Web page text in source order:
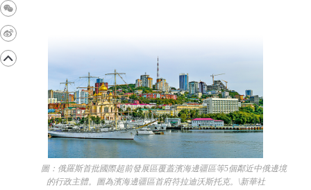
圖：俄羅斯首批國際超前發展區覆蓋濱海邊疆區等5個鄰近中俄邊境
的行政主體。圖為濱海邊疆區首府符拉迪沃斯托克。\新華社